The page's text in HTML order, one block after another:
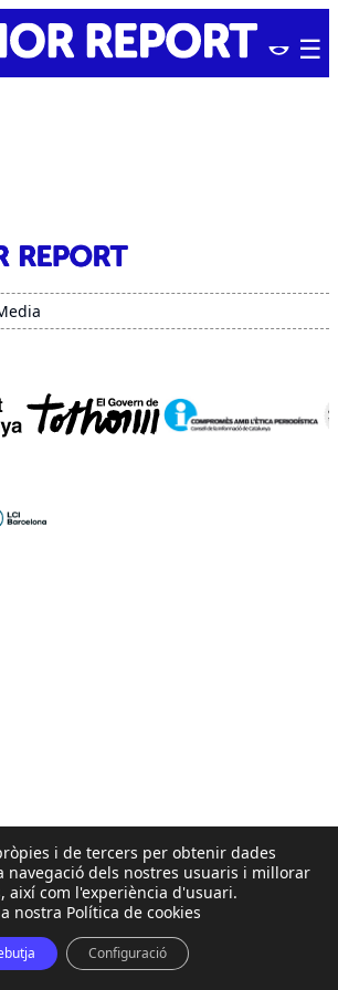
i de tercers per obtenir dades
navegació dels nostres usuaris i millorar
així com l'experiència d'usuari.
nostra Política de cookies
Configuració